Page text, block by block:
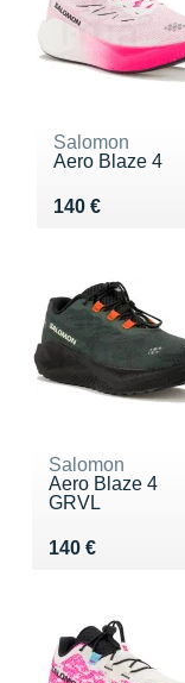
Salomon
Aero Blaze 4
140 €
Vendu 140 €
Salomon
Aero Blaze 4
GRVL
140 €
Vendu 140 €